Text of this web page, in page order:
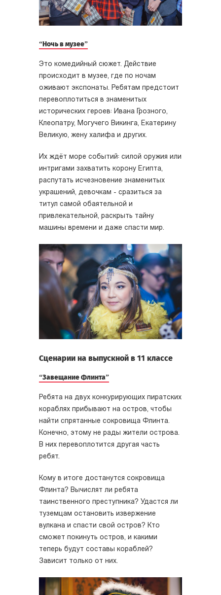
“Ночь в музее”
Это комедийный сюжет. Действие
происходит в музее, где по ночам
оживают экспонаты. Ребятам предстоит
перевоплотиться в знаменитых
исторических героев: Ивана Грозного,
Клеопатру, Могучего Викинга, Екатерину
Великую, жену халифа и других.
Их ждёт море событий: силой оружия или
интригами захватить корону Египта,
распутать исчезновение знаменитых
украшений, девочкам - сразиться за
титул самой обаятельной и
привлекательной, раскрыть тайну
машины времени и даже спасти мир.
Сценарии на выпускной в 11 классе
“Завещание Флинта”
Ребята на двух конкурирующих пиратских
кораблях прибывают на остров, чтобы
найти спрятанные сокровища Флинта.
Конечно, этому не рады жители острова.
В них перевоплотится другая часть
ребят.
Кому в итоге достанутся сокровища
Флинта? Вычислят ли ребята
таинственного преступника? Удастся ли
туземцам остановить извержение
вулкана и спасти свой остров? Кто
сможет покинуть остров, и какими
теперь будут составы кораблей?
Зависит только от них.